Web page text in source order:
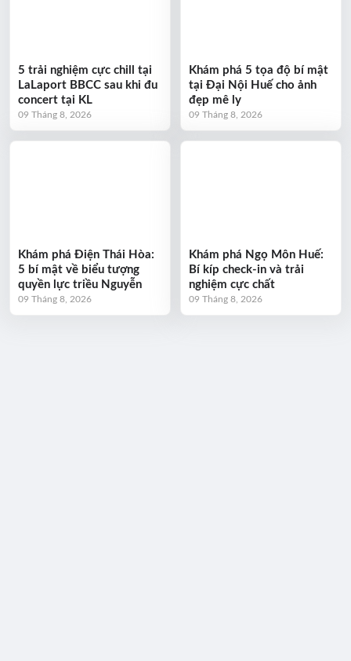
5 trải nghiệm cực chill tại
LaLaport BBCC sau khi đu
concert tại KL
09 Tháng 8, 2026
Khám phá 5 tọa độ bí mật
tại Đại Nội Huế cho ảnh
đẹp mê ly
09 Tháng 8, 2026
Khám phá Điện Thái Hòa:
5 bí mật về biểu tượng
quyền lực triều Nguyễn
09 Tháng 8, 2026
Khám phá Ngọ Môn Huế:
Bí kíp check-in và trải
nghiệm cực chất
09 Tháng 8, 2026